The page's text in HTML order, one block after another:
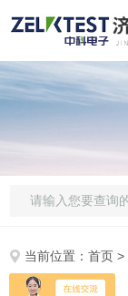
当前位置：首页 >